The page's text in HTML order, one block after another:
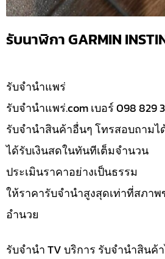
รับนาฬิกา GARMIN
รับจํานำแพร่
รับจํานําแพร่.com เบอร์ 098 829
รับจำนำสินค้าอื่นๆ โทรสอบถามไ
ได้รับเงินสดในทันทีเต็มจำนวน
ประเมินราคาอย่างเป็นธรรม
ให้ราคารับจำนำสูงสุดเท่าที่สภาพ
อำนวย
รับจำนำ TV บริการ รับจำนำสินค้